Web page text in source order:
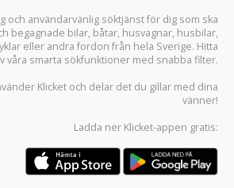
och användarvänlig söktjänst för dig som ska
begagnade bilar, båtar, husvagnar, husbilar,
eller andra fordon från hela Sverige. Hitta
våra smarta sökfunktioner med snabba filter.
Klicket och delar det du gillar med dina
vänner!
Ladda ner Klicket-appen gratis: